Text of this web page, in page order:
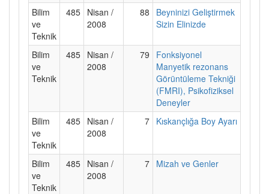
Bilim
ve
Teknik
485 Nisan /
2008
88
Beyninizi Geliştirmek
Sizin Elinizde
Bilim
ve
Teknik
485 Nisan /
2008
79
Fonksiyonel
Manyetik rezonans
Görüntüleme Tekniği
(FMRI), Psikofiziksel
Deneyler
Bilim
ve
Teknik
485 Nisan /
2008
7 Kıskançlığa Boy Ayarı
Bilim
ve
Teknik
485 Nisan /
2008
7 Mizah ve Genler